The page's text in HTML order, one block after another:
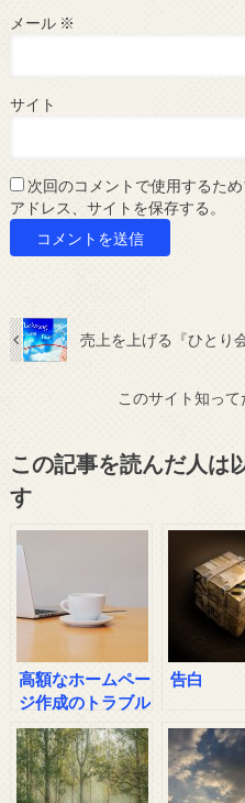
メール ※
サイト
次回のコメントで使用するた
アドレス、サイトを保存する。
売上を上げる『ひとり
このサイト知っ
この記事を読んだ人は
す
高額なホームペー
ジ作成のトラブル
の相談
告白